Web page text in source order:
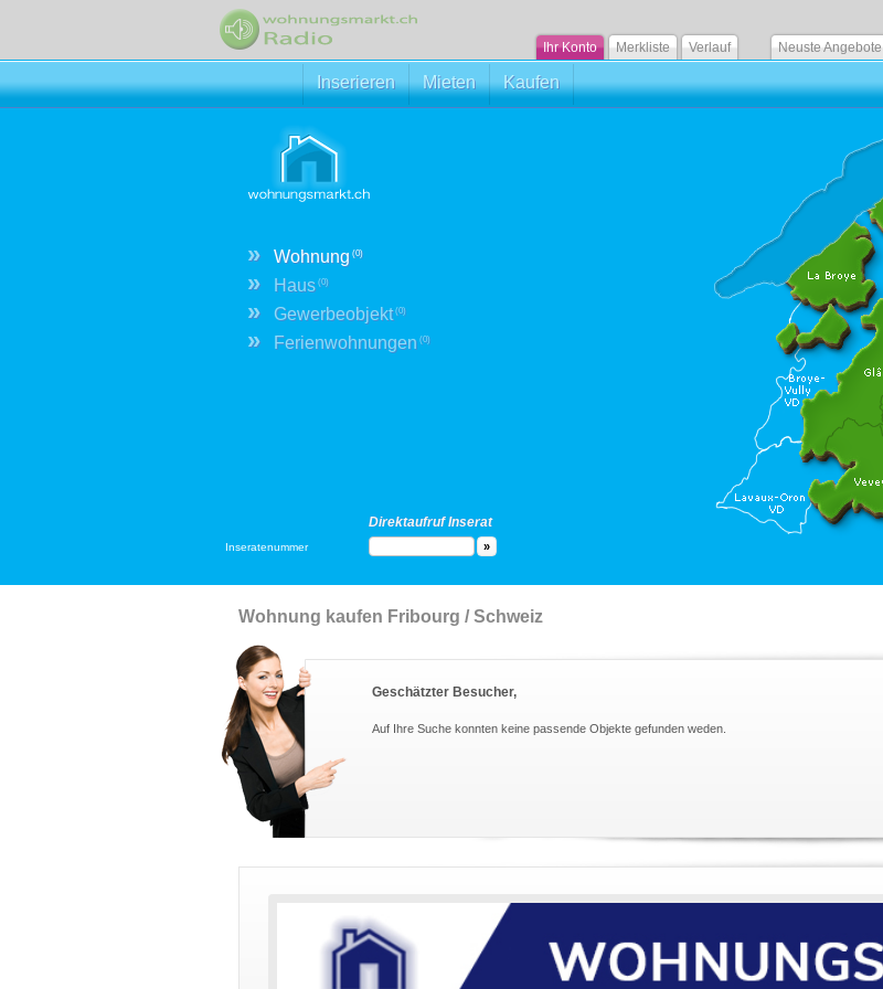
Ihr Konto Merkliste Verlauf Neuste Angebote
Inserieren Mieten Kaufen
» Wohnung (0)
» Haus (0)
» Gewerbeobjekt(0)
» Ferienwohnungen (0)
Direktaufruf Inserat
Inseratenummer
Wohnung kaufen Fribourg / Schweiz
Geschätzter Besucher,
Auf Ihre Suche konnten keine passende Objekte gefunden weden.